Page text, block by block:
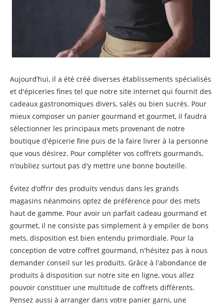
Aujourd’hui, il a été créé diverses établissements spécialisés
et d'épiceries fines tel que notre site internet qui fournit des
cadeaux gastronomiques divers, salés ou bien sucrés. Pour
mieux composer un panier gourmand et gourmet, il faudra
sélectionner les principaux mets provenant de notre
boutique d'épicerie fine puis de la faire livrer à la personne
que vous désirez. Pour compléter vos coffrets gourmands,
n’oubliez surtout pas d'y mettre une bonne bouteille.
Évitez d’offrir des produits vendus dans les grands
magasins néanmoins optez de préférence pour des mets
haut de gamme. Pour avoir un parfait cadeau gourmand et
gourmet, il ne consiste pas simplement à y empiler de bons
mets, disposition est bien entendu primordiale. Pour la
conception de votre coffret gourmand, n'hésitez pas à nous
demander conseil sur les produits. Grâce à l'abondance de
produits à disposition sur notre site en ligne, vous allez
pouvoir constituer une multitude de coffrets différents.
Pensez aussi à arranger dans votre panier garni, une